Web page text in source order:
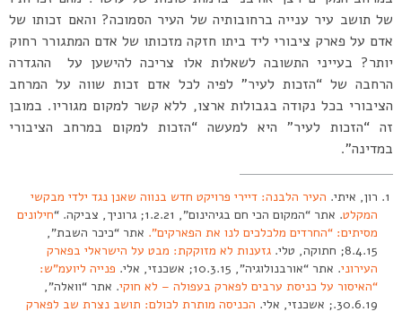
של תושב עיר ענייה ברחובותיה של העיר הסמוכה? והאם זכותו של
אדם על פארק ציבורי ליד ביתו חזקה מזכותו של אדם המתגורר רחוק
יותר? בעייני התשובה לשאלות אלו צריכה להישען על ההגדרה
הרחבה של “הזכות לעיר” לפיה לכל אדם זכות שווה על המרחב
הציבורי בכל נקודה בגבולות ארצו, ללא קשר למקום מגוריו. במובן
זה “הזכות לעיר” היא למעשה “הזכות למקום במרחב הציבורי
במדינה”.
רון, איתי. העיר הלבנה: דיירי פרויקט חדש בנווה שאנן נגד ילדי מבקשי
המקלט. אתר “המקום הכי חם בגיהינום”, 1.2.21; גרוניך, צביקה. “
חילונים
מסיתים: “החרדים מלכלכים לנו את הפארקים”. אתר “כיכר השבת”,
8.4.15; חתוקה, טלי.
גזענות לא מזוקקת: מבט על הישראלי בפארק
העירוני. אתר “אורבנולוגיה”, 10.3.15; אשכנזי, אלי.
פנייה ליועמ”ש:
“האיסור על כניסת ערבים לפארק בעפולה – לא חוקי. אתר “וואלה”,
30.6.19.; אשכנזי, אלי.
הכניסה מותרת לכולם: תושב נצרת שב לפארק